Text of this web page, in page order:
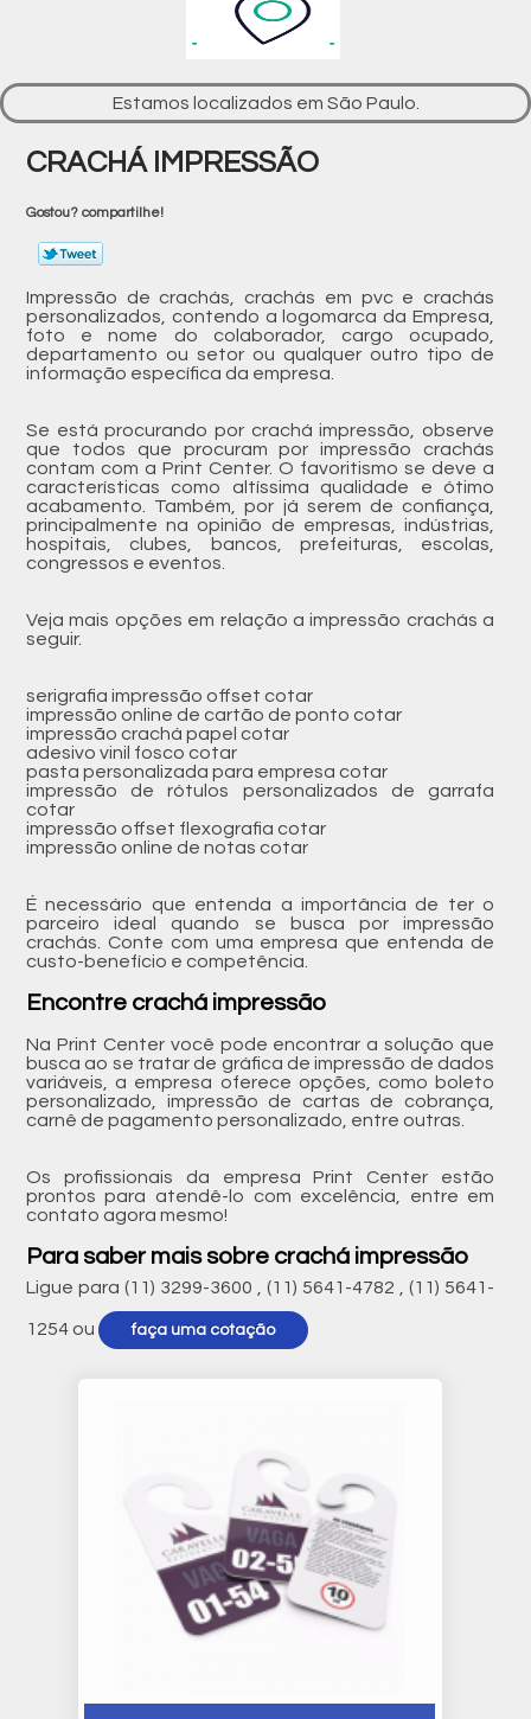
Estamos localizados em São Paulo.
CRACHÁ IMPRESSÃO
Gostou? compartilhe!
Impressão de crachás, crachás em pvc e crachás
personalizados, contendo a logomarca da Empresa,
foto e nome do colaborador, cargo ocupado,
departamento ou setor ou qualquer outro tipo de
informação específica da empresa.
Se está procurando por crachá impressão, observe
que todos que procuram por impressão crachás
contam com a Print Center. O favoritismo se deve a
características como altíssima qualidade e ótimo
acabamento. Também, por já serem de confiança,
principalmente na opinião de empresas, indústrias,
hospitais, clubes, bancos, prefeituras, escolas,
congressos e eventos.
Veja mais opções em relação a impressão crachás a
seguir.
serigrafia impressão offset cotar
impressão online de cartão de ponto cotar
impressão crachá papel cotar
adesivo vinil fosco cotar
pasta personalizada para empresa cotar
impressão de rótulos personalizados de garrafa
cotar
impressão offset flexografia cotar
impressão online de notas cotar
É necessário que entenda a importância de ter o
parceiro ideal quando se busca por impressão
crachás. Conte com uma empresa que entenda de
custo-benefício e competência.
Encontre crachá impressão
Na Print Center você pode encontrar a solução que
busca ao se tratar de gráfica de impressão de dados
variáveis, a empresa oferece opções, como boleto
personalizado, impressão de cartas de cobrança,
carnê de pagamento personalizado, entre outras.
Os profissionais da empresa Print Center estão
prontos para atendê-lo com excelência, entre em
contato agora mesmo!
Para saber mais sobre crachá impressão
Ligue para (11) 3299-3600 ,(11) 5641-4782 ,(11) 5641-
1254ou faça uma cotação